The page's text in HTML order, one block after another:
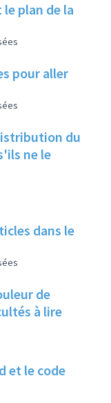
plan de la
pour aller
du
ne le
dans le
de
à lire
et le code